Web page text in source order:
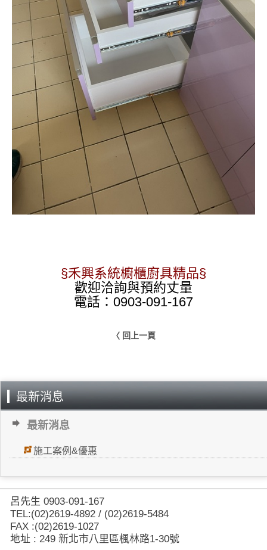
§禾興系統櫥櫃廚具精品§
歡迎洽詢與預約丈量
電話：0903-091-167
〈 回上一頁
最新消息
最新消息
施工案例&優惠
呂先生 0903-091-167
TEL:(02)2619-4892 / (02)2619-5484
FAX :(02)2619-1027
地址 : 249 新北市八里區楓林路1-30號